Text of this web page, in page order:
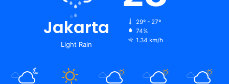
Jakarta
Light Rain
29º - 27º
74%
1.34 km/h